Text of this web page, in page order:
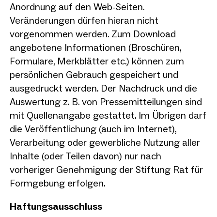
Anordnung auf den Web-Seiten.
Veränderungen dürfen hieran nicht
vorgenommen werden. Zum Download
angebotene Informationen (Broschüren,
Formulare, Merkblätter etc.) können zum
persönlichen Gebrauch gespeichert und
ausgedruckt werden. Der Nachdruck und die
Auswertung z. B. von Pressemitteilungen sind
mit Quellenangabe gestattet. Im Übrigen darf
die Veröffentlichung (auch im Internet),
Verarbeitung oder gewerbliche Nutzung aller
Inhalte (oder Teilen davon) nur nach
vorheriger Genehmigung der Stiftung Rat für
Formgebung erfolgen.
Haftungsausschluss